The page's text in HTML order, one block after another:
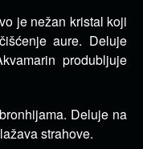
je nežan kristal koji
aure. Deluje
produbljuje
Deluje na
strahove.